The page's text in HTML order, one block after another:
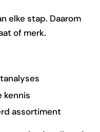
elke stap. Daarom
of merk.
kennis
assortiment